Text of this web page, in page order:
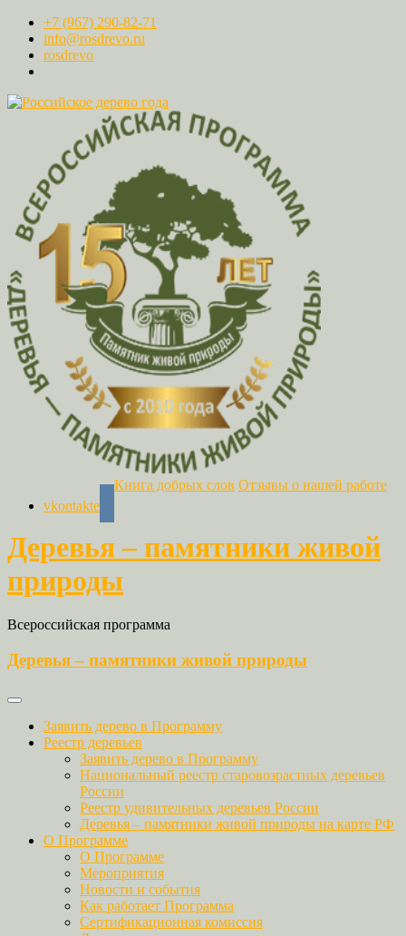
+7 (967) 290-82-71
info@rosdrevo.ru
rosdrevo
vkontakte
Книга добрых слов Отзывы о нашей работе
Деревья – памятники живой
природы
Всероссийская программа
Деревья – памятники живой природы
Заявить дерево в Программу
Реестр деревьев
Заявить дерево в Программу
Национальный реестр старовозрастных деревьев
России
Реестр удивительных деревьев России
Деревья – памятники живой природы на карте РФ
О Программе
О Программе
Мероприятия
Новости и события
Как работает Программа
Сертификационная комиссия